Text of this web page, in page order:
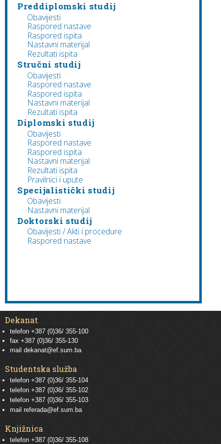
Preddiplomski studij
Obavijesti
Raspored nastave
Raspored ispita
Nastavni materijal
Rezultati ispita
Stručni studij
Obavijesti
Raspored nastave
Raspored ispita
Nastavni materijal
Rezultati ispita
Diplomski studij
Obavijesti
Raspored nastave
Raspored ispita
Nastavni materijal
Rezultati ispita
Pravilnici i upute
Specijalistički studij
Obavijesti
Nastavni materijal
Doktorski studij
Obavijesti / Akti i procedure
Raspored nastave
Dekanat
telefon +387 (0)36/ 355-100
fax +387 (0)36/ 355-130
mail dekanat@ef.sum.ba
Studentska služba
telefon +387 (0)36/ 355-104
telefon +387 (0)36/ 355-102
telefon +387 (0)36/ 355-103
mail referada@ef.sum.ba
Knjižnica
telefon +387 (0)36/ 355-108